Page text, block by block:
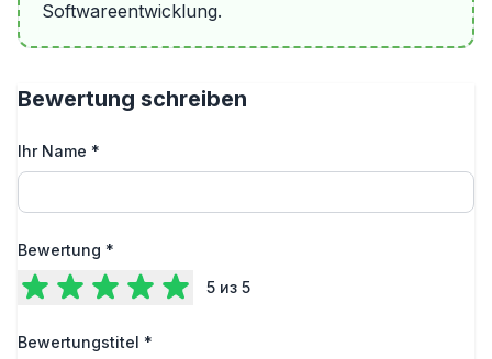
Softwareentwicklung.
Bewertung schreiben
Ihr Name *
Bewertung *
5 из 5
Bewertungstitel *